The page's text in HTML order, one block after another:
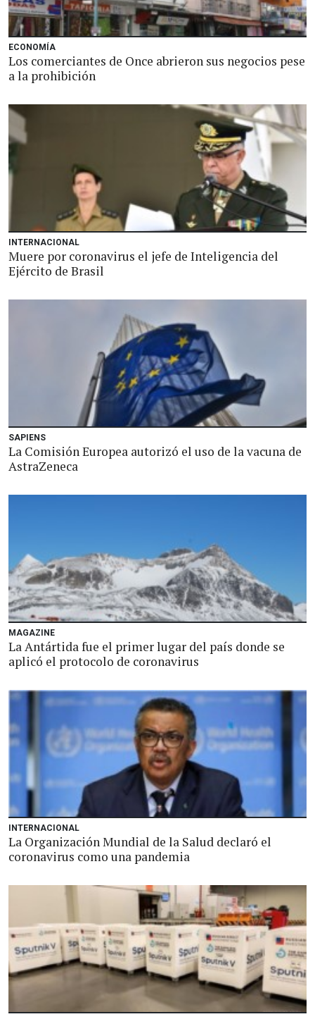
ECONOMÍA
Los comerciantes de Once abrieron sus negocios pese
a la prohibición
INTERNACIONAL
Muere por coronavirus el jefe de Inteligencia del
Ejército de Brasil
SAPIENS
La Comisión Europea autorizó el uso de la vacuna de
AstraZeneca
MAGAZINE
La Antártida fue el primer lugar del país donde se
aplicó el protocolo de coronavirus
INTERNACIONAL
La Organización Mundial de la Salud declaró el
coronavirus como una pandemia